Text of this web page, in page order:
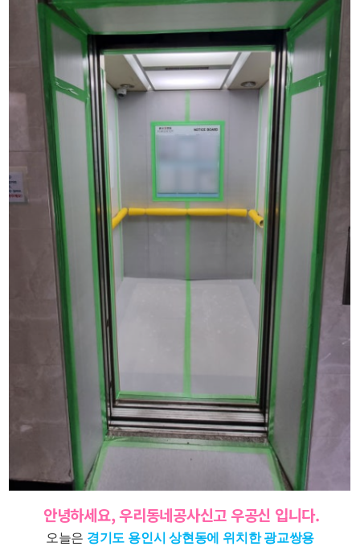
안녕하세요, 우리동네공사신고 우공신 입니다.
오늘은 경기도 용인시 상현동에 위치한 광교쌍용